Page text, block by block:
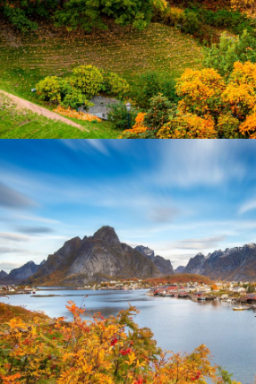
Nidaros Dom Trondheim